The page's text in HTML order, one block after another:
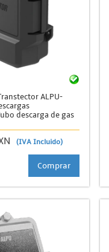
ALPU-
descarga de gas
(IVA Incluido)
Comprar